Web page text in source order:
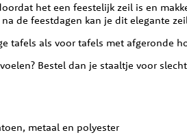
het een feestelijk zeil is en
de feestdagen kan je dit elegante
tafels als voor tafels met afgeronde
Bestel dan je staaltje voor
metaal en polyester